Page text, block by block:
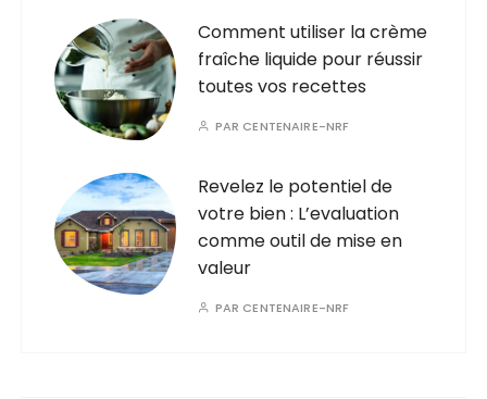
Comment utiliser la crème
fraîche liquide pour réussir
toutes vos recettes
PAR CENTENAIRE-NRF
Revelez le potentiel de
votre bien : L’evaluation
comme outil de mise en
valeur
PAR CENTENAIRE-NRF